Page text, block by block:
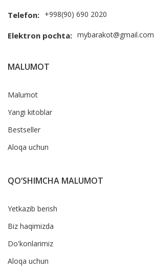
Telefon: +998(90) 690 2020
Elektron pochta: mybarakot@gmail.com
MALUMOT
Malumot
Yangi kitoblar
Bestseller
Aloqa uchun
QO‘SHIMCHA MALUMOT
Yetkazib berish
Biz haqimizda
Do'konlarimiz
Aloqa uchun